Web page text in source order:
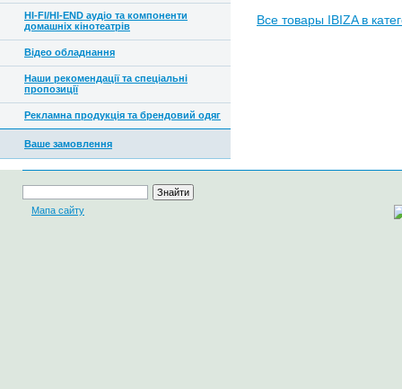
HI-FI/HI-END аудіо та компоненти
домашніх кінотеатрів
Відео обладнання
Наши рекомендації та спеціальні
пропозиції
Рекламна продукція та брендовий одяг
Ваше замовлення
Все товары IBIZA в
Мапа сайту